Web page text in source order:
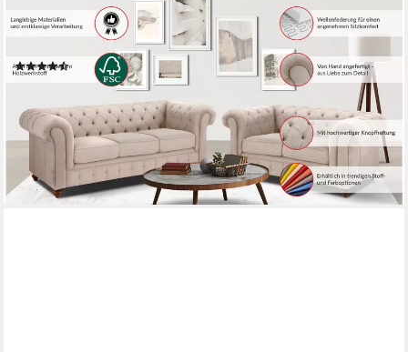
Chesterfield-Sofa Chesterfield 3-Sitzer B/T/H: 198/89/74 cm,
mit hochwertiger Knopfheftung, auch in Leder
(23)
ab 1.029,99 € UVP1.459,99 €
-29%
lieferbar in 8 Wochen
+1